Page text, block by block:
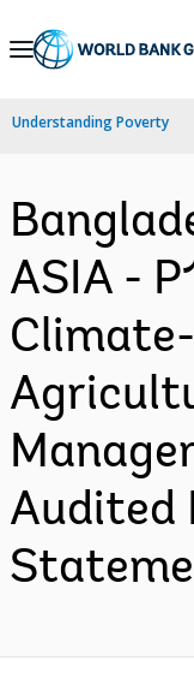
Skip
Navigation
Understanding Poverty
ASIA -
Audited